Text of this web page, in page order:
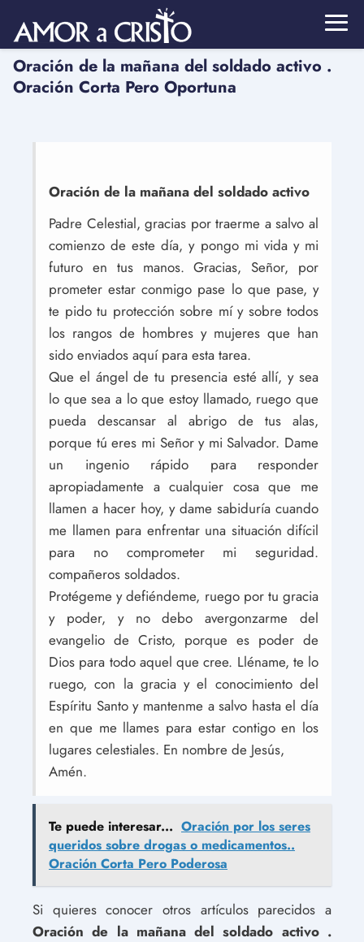
Oración de la mañana del soldado activo .
Oración Corta Pero Oportuna
Oración de la mañana del soldado activo
Padre Celestial, gracias por traerme a salvo al
comienzo de este día, y pongo mi vida y mi
futuro en tus manos. Gracias, Señor, por
prometer estar conmigo pase lo que pase, y
te pido tu protección sobre mí y sobre todos
los rangos de hombres y mujeres que han
sido enviados aquí para esta tarea.
Que el ángel de tu presencia esté allí, y sea
lo que sea a lo que estoy llamado, ruego que
pueda descansar al abrigo de tus alas,
porque tú eres mi Señor y mi Salvador. Dame
un ingenio rápido para responder
apropiadamente a cualquier cosa que me
llamen a hacer hoy, y dame sabiduría cuando
me llamen para enfrentar una situación difícil
para no comprometer mi seguridad.
compañeros soldados.
Protégeme y defiéndeme, ruego por tu gracia
y poder, y no debo avergonzarme del
evangelio de Cristo, porque es poder de
Dios para todo aquel que cree. Lléname, te lo
ruego, con la gracia y el conocimiento del
Espíritu Santo y mantenme a salvo hasta el día
en que me llames para estar contigo en los
lugares celestiales. En nombre de Jesús,
Amén.
Te puede interesar... Oración por los seres
queridos sobre drogas o medicamentos..
Oración Corta Pero Poderosa
Si quieres conocer otros artículos parecidos a
Oración de la mañana del soldado activo .